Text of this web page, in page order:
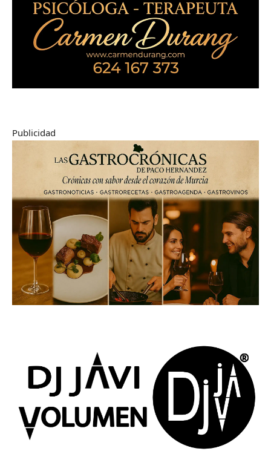
Publicidad